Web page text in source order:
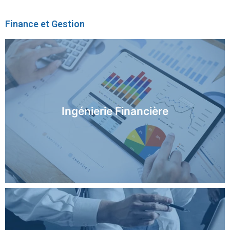
En savoir plus
Finance et Gestion
Ingénierie Financière